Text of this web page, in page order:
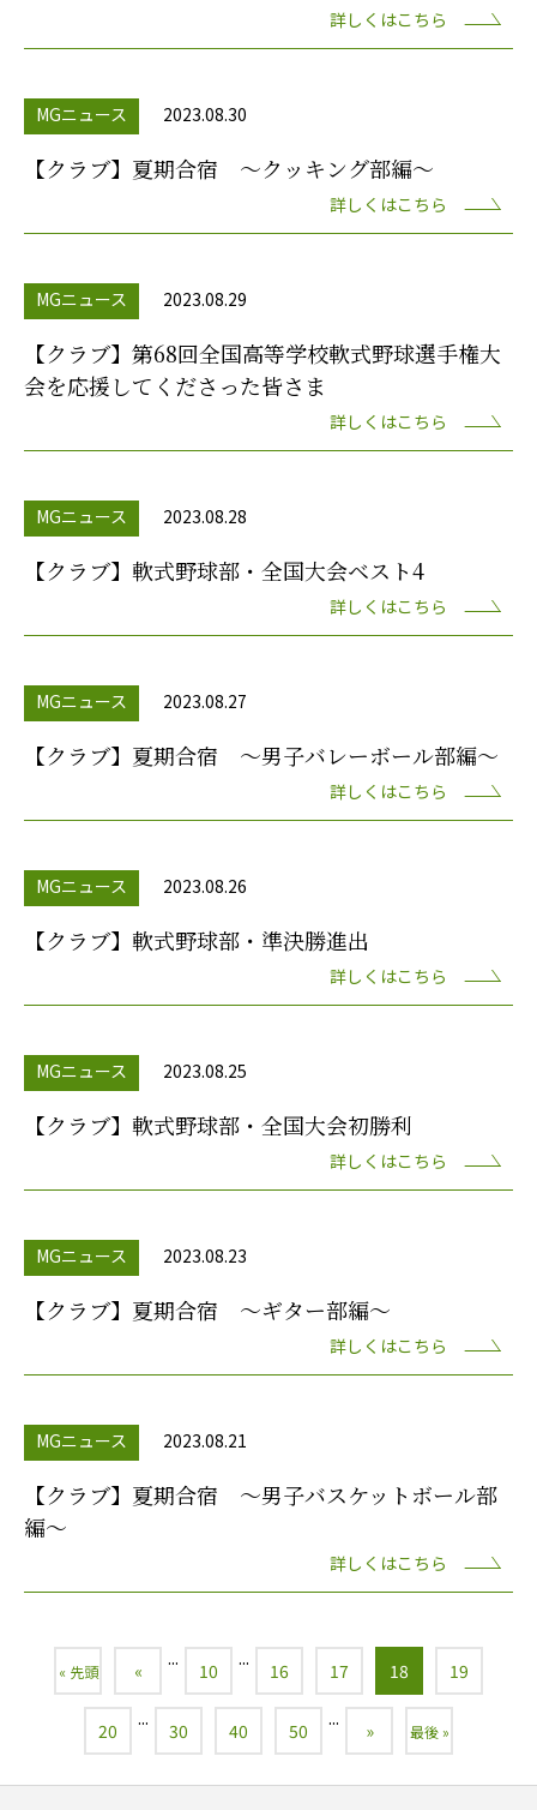
詳しくはこちら
MGニュース 2023.08.30
【クラブ】夏期合宿 ～クッキング部編～
詳しくはこちら
MGニュース 2023.08.29
【クラブ】第68回全国高等学校軟式野球選手権大
会を応援してくださった皆さま
詳しくはこちら
MGニュース 2023.08.28
【クラブ】軟式野球部・全国大会ベスト4
詳しくはこちら
MGニュース 2023.08.27
【クラブ】夏期合宿 ～男子バレーボール部編～
詳しくはこちら
MGニュース 2023.08.26
【クラブ】軟式野球部・準決勝進出
詳しくはこちら
MGニュース 2023.08.25
【クラブ】軟式野球部・全国大会初勝利
詳しくはこちら
MGニュース 2023.08.23
【クラブ】夏期合宿 ～ギター部編～
詳しくはこちら
MGニュース 2023.08.21
【クラブ】夏期合宿 ～男子バスケットボール部
編～
詳しくはこちら
« 先頭 «
...
10
...
16 17 18 19
20
...
30 40 50
...
» 最後 »